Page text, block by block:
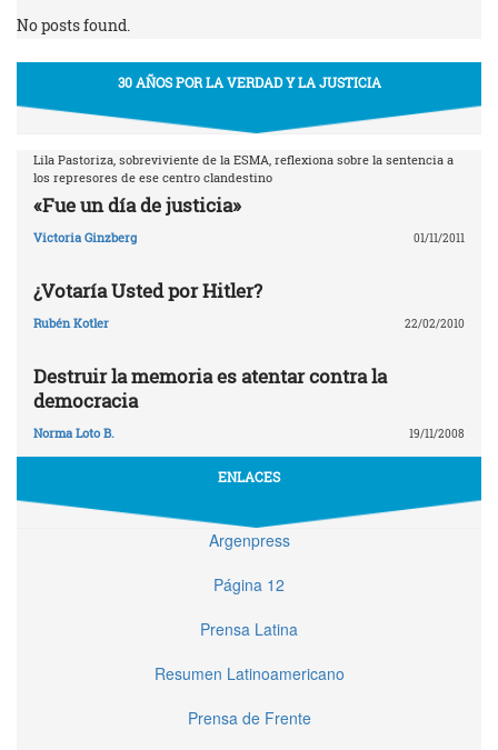
No posts found.
30 AÑOS POR LA VERDAD Y LA JUSTICIA
Lila Pastoriza, sobreviviente de la ESMA, reflexiona sobre la sentencia a
los represores de ese centro clandestino
«Fue un día de justicia»
Victoria Ginzberg 01/11/2011
¿Votaría Usted por Hitler?
Rubén Kotler 22/02/2010
Destruir la memoria es atentar contra la
democracia
Norma Loto B. 19/11/2008
ENLACES
Argenpress
Página 12
Prensa Latina
Resumen Latinoamericano
Prensa de Frente